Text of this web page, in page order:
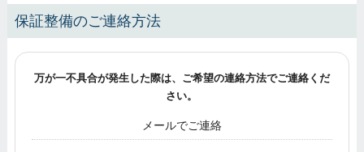
保証整備のご連絡方法
万が一不具合が発生した際は、ご希望の連絡方法でご連絡くだ
さい。
メールでご連絡